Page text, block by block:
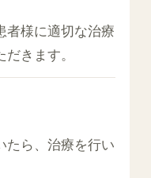
者様に適切な治療
きます。
たら、治療を行い